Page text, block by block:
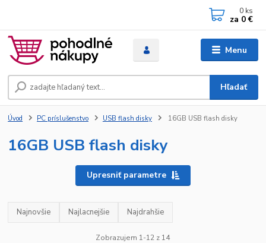
Menu
Hľadať
0 ks
za 0 €
Úvod PC príslušenstvo USB flash disky 16GB USB flash disky
16GB USB flash disky
Upresniť parametre
Najnovšie Najlacnejšie Najdrahšie
Zobrazujem 1-12 z 14